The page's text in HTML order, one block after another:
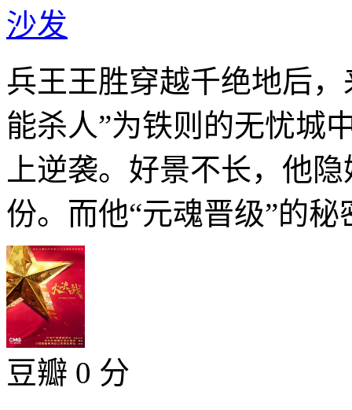
沙发
兵王王胜穿越千绝地后
能杀人”为铁则的无忧城
上逆袭。好景不长，他
份。而他“元魂晋级”的
豆瓣 0 分